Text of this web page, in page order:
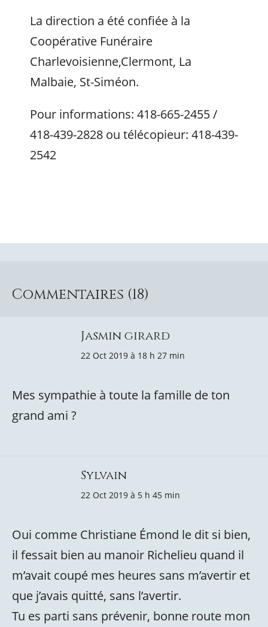
La direction a été confiée à la
Coopérative Funéraire
Charlevoisienne,Clermont, La
Malbaie, St-Siméon.
Pour informations: 418-665-2455 /
418-439-2828 ou télécopieur: 418-439-
2542
Commentaires (18)
Jasmin girard
22 Oct 2019 à 18 h 27 min
Mes sympathie à toute la famille de ton
grand ami ?
Sylvain
22 Oct 2019 à 5 h 45 min
Oui comme Christiane Émond le dit si bien,
il fessait bien au manoir Richelieu quand il
m’avait coupé mes heures sans m’avertir et
que j’avais quitté, sans l’avertir.
Tu es parti sans prévenir, bonne route mon